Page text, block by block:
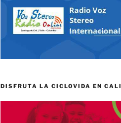
DISFRUTA LA CICLOVIDA EN CALI